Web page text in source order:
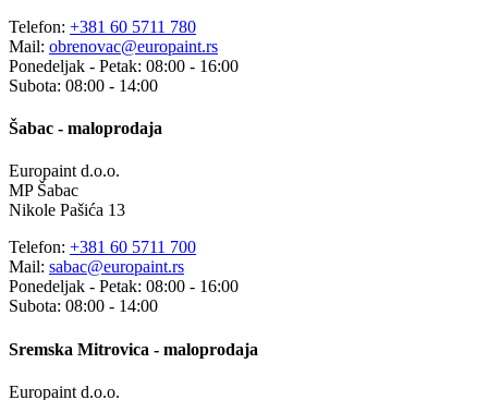
Telefon: +381 60 5711 780
Mail: obrenovac@europaint.rs
Ponedeljak - Petak: 08:00 - 16:00
Subota: 08:00 - 14:00
Šabac - maloprodaja
Europaint d.o.o.
MP Šabac
Nikole Pašića 13
Telefon: +381 60 5711 700
Mail: sabac@europaint.rs
Ponedeljak - Petak: 08:00 - 16:00
Subota: 08:00 - 14:00
Sremska Mitrovica - maloprodaja
Europaint d.o.o.